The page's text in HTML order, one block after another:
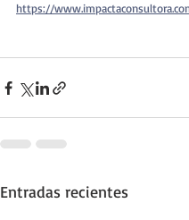
https://
Entradas recientes